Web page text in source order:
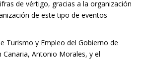
de vértigo, gracias a la organización
de este tipo de eventos
Turismo y Empleo del Gobierno de
Canaria, Antonio Morales, y el